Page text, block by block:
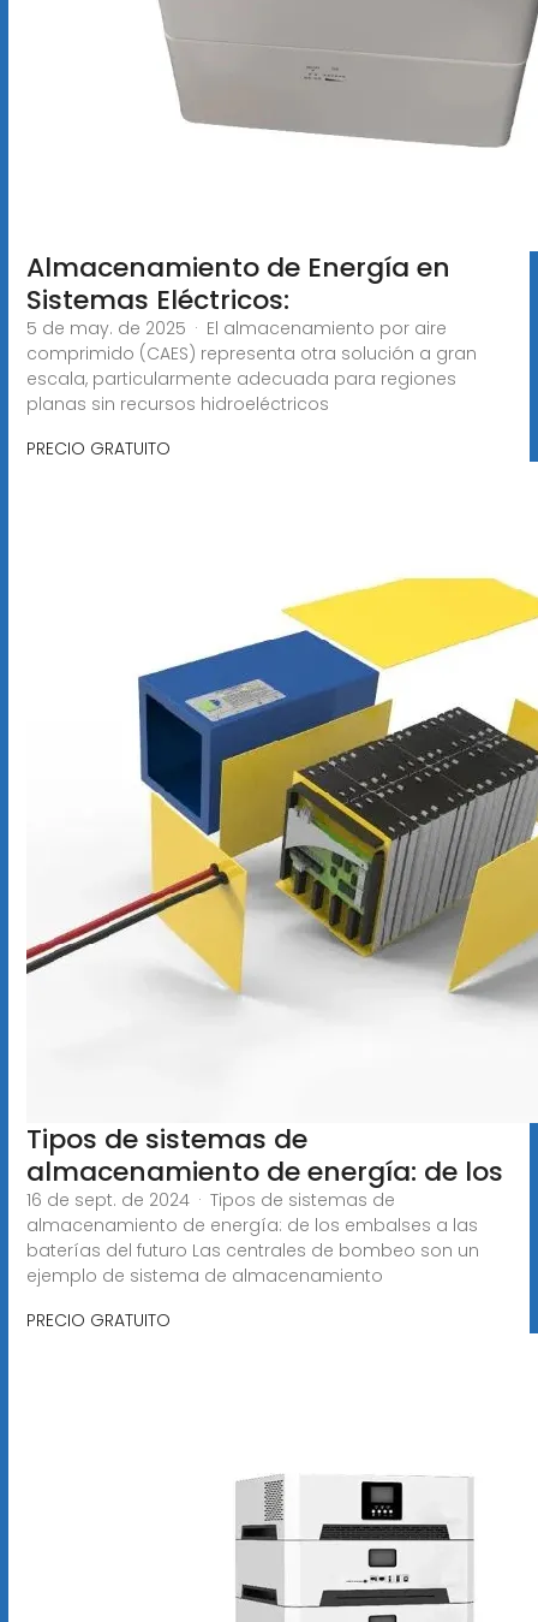
Almacenamiento de Energía en
Sistemas Eléctricos:
5 de may. de 2025 · El almacenamiento por aire
comprimido (CAES) representa otra solución a gran
escala, particularmente adecuada para regiones
planas sin recursos hidroeléctricos
PRECIO GRATUITO
Tipos de sistemas de
almacenamiento de energía: de los
16 de sept. de 2024 · Tipos de sistemas de
almacenamiento de energía: de los embalses a las
baterías del futuro Las centrales de bombeo son un
ejemplo de sistema de almacenamiento
PRECIO GRATUITO